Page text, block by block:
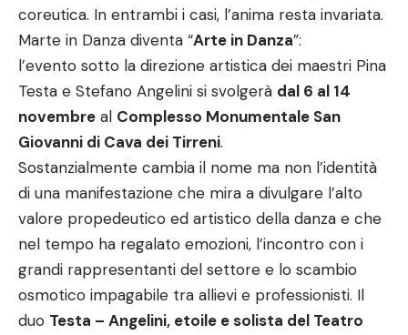
coreutica. In entrambi i casi, l’anima resta invariata.
Marte in Danza diventa “Arte in Danza”:
l’evento sotto la direzione artistica dei maestri Pina
Testa e Stefano Angelini si svolgerà dal 6 al 14
novembre al Complesso Monumentale San
Giovanni di Cava dei Tirreni.
Sostanzialmente cambia il nome ma non l’identità
di una manifestazione che mira a divulgare l’alto
valore propedeutico ed artistico della danza e che
nel tempo ha regalato emozioni, l’incontro con i
grandi rappresentanti del settore e lo scambio
osmotico impagabile tra allievi e professionisti. Il
duo Testa – Angelini, etoile e solista del Teatro